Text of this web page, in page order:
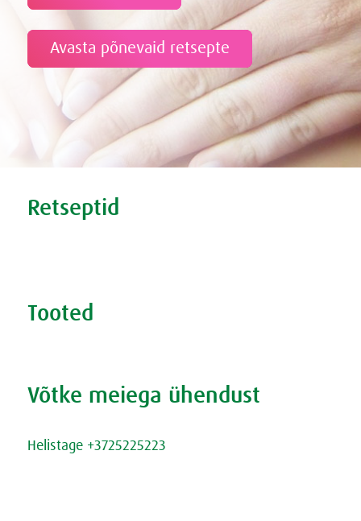
Avasta põnevaid retsepte
Retseptid
Tooted
Võtke meiega ühendust
Helistage +3725225223